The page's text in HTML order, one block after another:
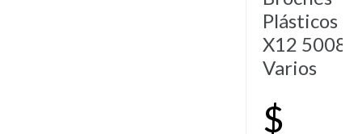
Plásticos
X12 50081
Varios
$